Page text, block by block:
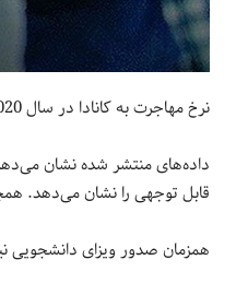
نرخ مهاجرت به کانادا در سال 2020 تقریبا نصف شد و به کمترین میزان در دو دهه گذشته رسید.
قابل توجهی را نشان می‌دهد. همچنین این رکورد با سقف 341 هزار
همزمان صدور ویزای دانشجویی نیز کم شده و تعداد